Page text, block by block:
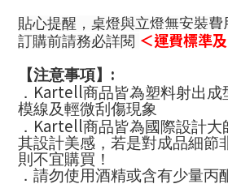
貼心提醒，桌燈與立燈無安裝
訂購前請務必詳閱 ＜運費標準
【注意事項】 :
． Kartell商品皆為塑料射出成
模線及輕微刮傷現象
． Kartell商品皆為國際設計大
其設計美感，若是對成品細節
則不宜購買！
．請勿使用酒精或含有少量丙